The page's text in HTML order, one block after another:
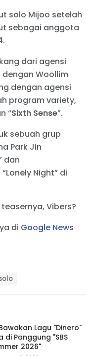
solo Mijoo setelah
sebagai anggota
dari agensi
Woollim
dengan agensi
program variety,
“Sixth Sense”.
sebuah grup
Park Jin
dan
Night” di
Vibers?
di Google News
Lagu "Dinero"
di Panggung "SBS
2026"